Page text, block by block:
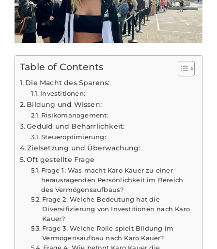
Table of Contents
Die Macht des Sparens:
Investitionen:
Bildung und Wissen:
Risikomanagement:
Geduld und Beharrlichkeit:
Steueroptimierung:
Zielsetzung und Überwachung:
Oft gestellte Frage
Frage 1: Was macht Karo Kauer zu einer
herausragenden Persönlichkeit im Bereich
des Vermögensaufbaus?
Frage 2: Welche Bedeutung hat die
Diversifizierung von Investitionen nach Karo
Kauer?
Frage 3: Welche Rolle spielt Bildung im
Vermögensaufbau nach Karo Kauer?